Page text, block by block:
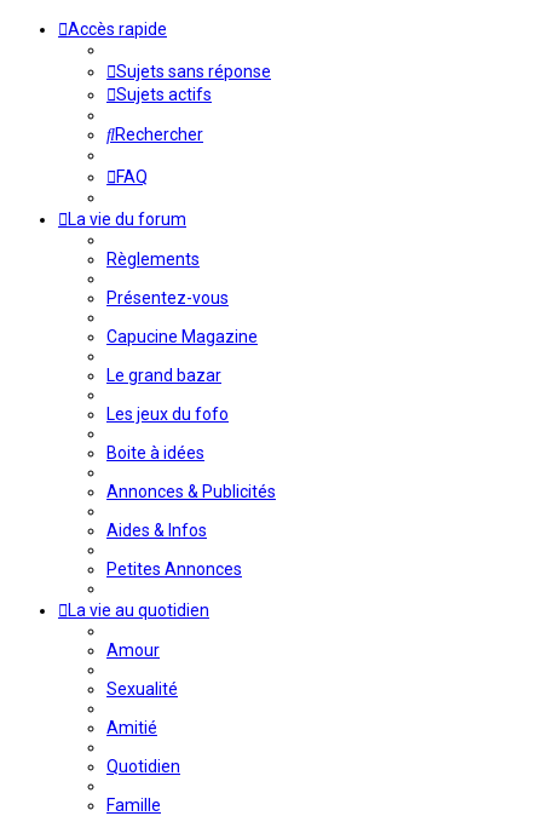
Accès rapide
Sujets sans réponse
Sujets actifs
Rechercher
FAQ
La vie du forum
Règlements
Présentez-vous
Capucine Magazine
Le grand bazar
Les jeux du fofo
Boite à idées
Annonces & Publicités
Aides & Infos
Petites Annonces
La vie au quotidien
Amour
Sexualité
Amitié
Quotidien
Famille